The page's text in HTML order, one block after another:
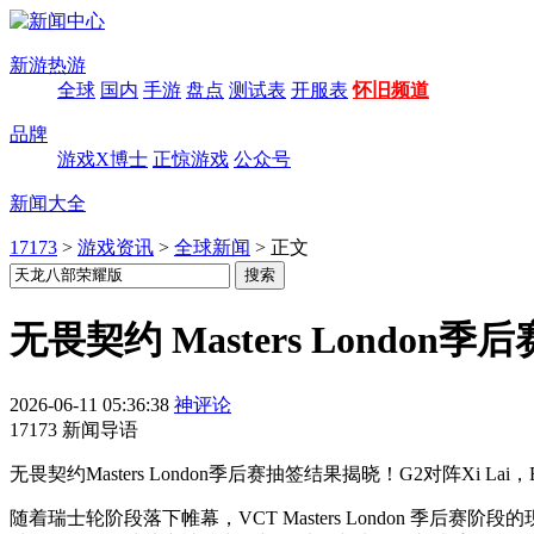
新游热游
全球 国内 手游 盘点 测试表 开服表 怀旧频道
品牌
游戏X博士 正惊游戏 公众号
新闻大全
17173 > 游戏资讯 > 全球新闻 > 正文
无畏契约 Masters London季
2026-06-11 05:36:38 神评论
17173 新闻导语
无畏契约Masters London季后赛抽签结果揭晓！G2对阵Xi Lai
随着瑞士轮阶段落下帷幕，VCT Masters London 季后赛阶段